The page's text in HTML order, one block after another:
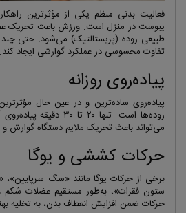
فعالیت بدنی منظم یکی از مؤثرترین
یبوست در منزل است. ورزش باعث تحریک
طبیعی روده (پریستالتیک) می‌شود. حتی چند
تفاوت محسوسی در عملکرد گوارشی ایجاد کند.
پیاده‌روی روزانه
پیاده‌روی ساده‌ترین و در عین حال
روده‌ها است. تنها ۲۰ تا
می‌تواند باعث تحریک ملایم دستگاه گوارش
حرکات کششی و یوگا
برخی از حرکات یوگا مانند «سگ
ستون فقرات»، به‌طور مستقیم عضلات شکم
حرکات ضمن افزایش انعطاف بدن، به تخلیه